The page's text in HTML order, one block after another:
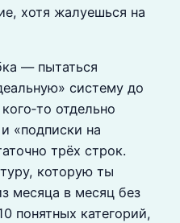
хотя жалуешься на
— пытаться
систему до
отдельно
«подписки на
трёх строк.
которую ты
месяца в месяц без
понятных категорий,